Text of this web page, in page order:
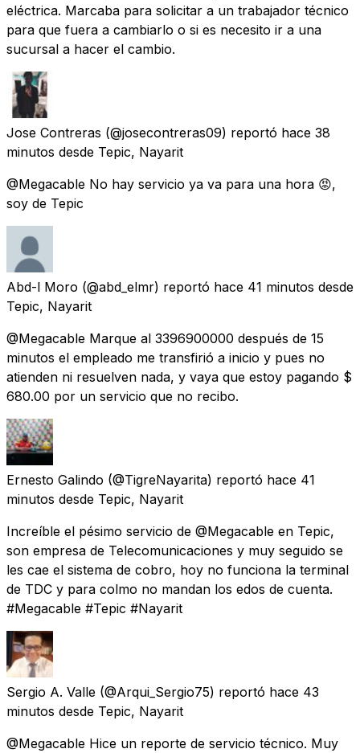
eléctrica. Marcaba para solicitar a un trabajador técnico
para que fuera a cambiarlo o si es necesito ir a una
sucursal a hacer el cambio.
Jose Contreras (@josecontreras09) reportó hace 38
minutos desde Tepic, Nayarit
@Megacable No hay servicio ya va para una hora 😡,
soy de Tepic
Abd-l Moro (@abd_elmr) reportó hace 41 minutos desde
Tepic, Nayarit
@Megacable Marque al 3396900000 después de 15
minutos el empleado me transfirió a inicio y pues no
atienden ni resuelven nada, y vaya que estoy pagando $
680.00 por un servicio que no recibo.
Ernesto Galindo (@TigreNayarita) reportó hace 41
minutos desde Tepic, Nayarit
Increíble el pésimo servicio de @Megacable en Tepic,
son empresa de Telecomunicaciones y muy seguido se
les cae el sistema de cobro, hoy no funciona la terminal
de TDC y para colmo no mandan los edos de cuenta.
#Megacable #Tepic #Nayarit
Sergio A. Valle (@Arqui_Sergio75) reportó hace 43
minutos desde Tepic, Nayarit
@Megacable Hice un reporte de servicio técnico. Muy